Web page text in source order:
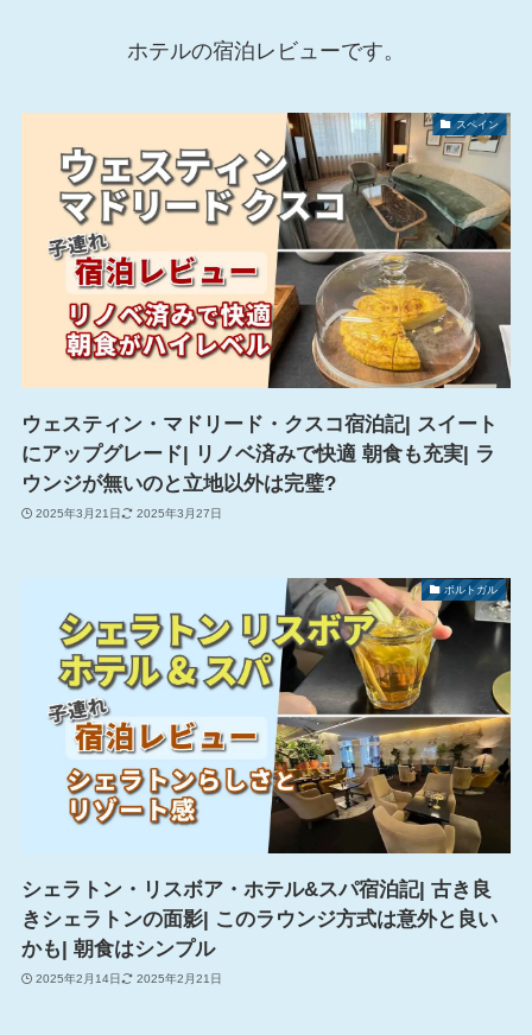
ホテルの宿泊レビューです。
スペイン
ウェスティン・マドリード・クスコ宿泊記| スイート
にアップグレード| リノベ済みで快適 朝食も充実| ラ
ウンジが無いのと立地以外は完璧?
2025年3月21日 2025年3月27日
ポルトガル
シェラトン・リスボア・ホテル&スパ宿泊記| 古き良
きシェラトンの面影| このラウンジ方式は意外と良い
かも| 朝食はシンプル
2025年2月14日 2025年2月21日